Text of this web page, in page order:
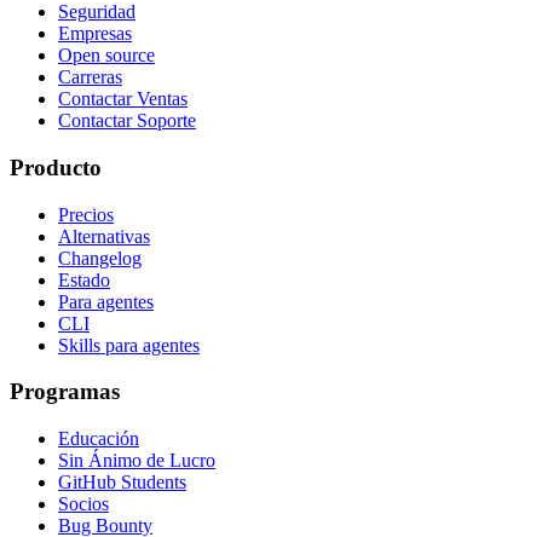
Seguridad
Empresas
Open source
Carreras
Contactar Ventas
Contactar Soporte
Producto
Precios
Alternativas
Changelog
Estado
Para agentes
CLI
Skills para agentes
Programas
Educación
Sin Ánimo de Lucro
GitHub Students
Socios
Bug Bounty